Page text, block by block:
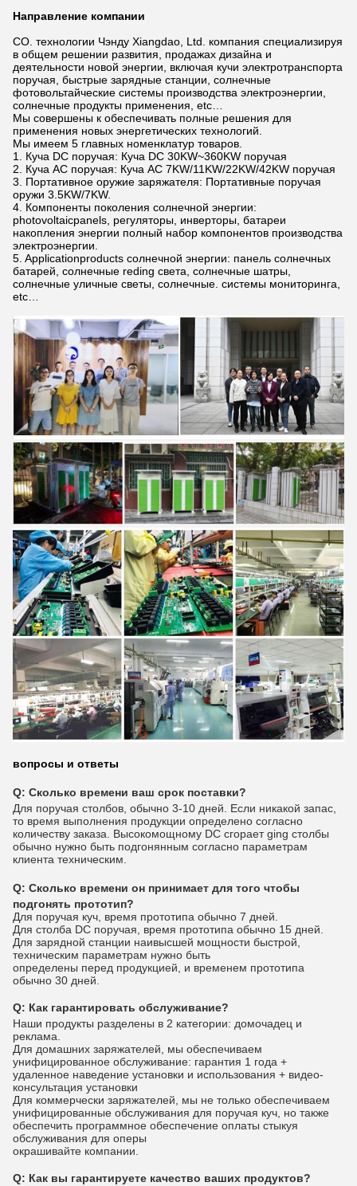
Направление компании
CO. технологии Чэнду Xiangdao, Ltd. компания специализируя
в общем решении развития, продажах дизайна и
деятельности новой энергии, включая кучи электротранспорта
поручая, быстрые зарядные станции, солнечные
фотовольтайческие системы производства электроэнергии,
солнечные продукты применения, etc…
Мы совершены к обеспечивать полные решения для
применения новых энергетических технологий.
Мы имеем 5 главных номенклатур товаров.
1. Куча DC поручая: Куча DC 30KW~360KW поручая
2. Куча AC поручая: Куча AC 7KW/11KW/22KW/42KW поручая
3. Портативное оружие заряжателя: Портативные поручая
оружи 3.5KW/7KW.
4. Компоненты поколения солнечной энергии:
photovoltaicpanels, регуляторы, инверторы, батареи
накопления энергии полный набор компонентов производства
электроэнергии.
5. Applicationproducts солнечной энергии: панель солнечных
батарей, солнечные reding света, солнечные шатры,
солнечные уличные светы, солнечные. системы мониторинга,
etc…
вопросы и ответы
Q: Сколько времени ваш срок поставки?
Для поручая столбов, обычно 3-10 дней. Если никакой запас,
то время выполнения продукции определено согласно
количеству заказа. Высокомощному DC сгорает ging столбы
обычно нужно быть подгонянным согласно параметрам
клиента техническим.
Q: Сколько времени он принимает для того чтобы
подгонять прототип?
Для поручая куч, время прототипа обычно 7 дней.
Для столба DC поручая, время прототипа обычно 15 дней.
Для зарядной станции наивысшей мощности быстрой,
техническим параметрам нужно быть
определены перед продукцией, и временем прототипа
обычно 30 дней.
Q: Как гарантировать обслуживание?
Наши продукты разделены в 2 категории: домочадец и
реклама.
Для домашних заряжателей, мы обеспечиваем
унифицированное обслуживание: гарантия 1 года +
удаленное наведение установки и использования + видео-
консультация установки
Для коммерчески заряжателей, мы не только обеспечиваем
унифицированные обслуживания для поручая куч, но также
обеспечить программное обеспечение оплаты стыкуя
обслуживания для оперы
окрашивайте компании.
Q: Как вы гарантируете качество ваших продуктов?